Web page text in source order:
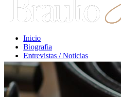
Inicio
Biografia
Entrevistas / Noticias
Libros / Comentarios
Opiniones
Escritos Jurídicos
Clases / Charlas